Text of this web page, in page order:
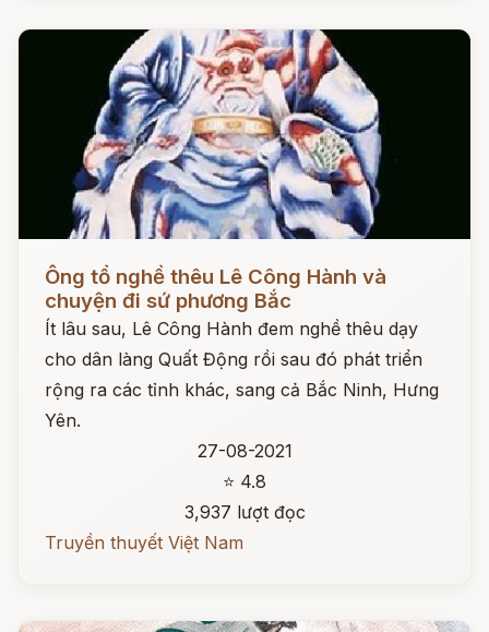
Đọc ngay
Ông tổ nghề thêu Lê Công Hành và
chuyện đi sứ phương Bắc
Ít lâu sau, Lê Công Hành đem nghề thêu dạy
cho dân làng Quất Động rồi sau đó phát triển
rộng ra các tỉnh khác, sang cả Bắc Ninh, Hưng
Yên.
27-08-2021
⭐ 4.8
3,937 lượt đọc
Truyền thuyết Việt Nam